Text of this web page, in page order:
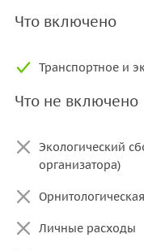
Что включено
Транспортное и
Что не включено
Экологический
организатора)
Личные расходы